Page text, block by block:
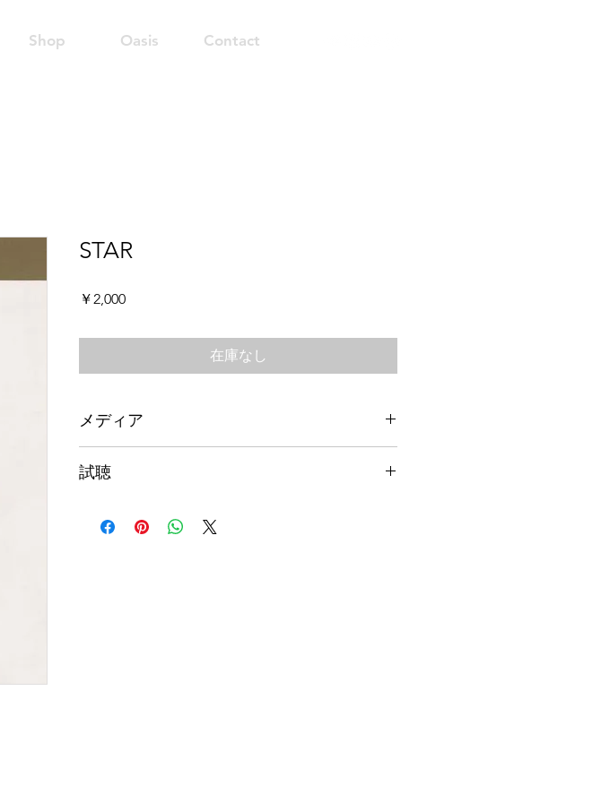
Shop Oasis Contact
STAR
￥2,000価
在庫なし
メディア
試聴